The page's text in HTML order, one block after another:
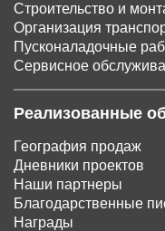
Строительство и
Организация
Пусконаладочные
Сервисное
Реализованные
География продаж
Дневники проектов
Наши партнеры
Благодарственные
Награды